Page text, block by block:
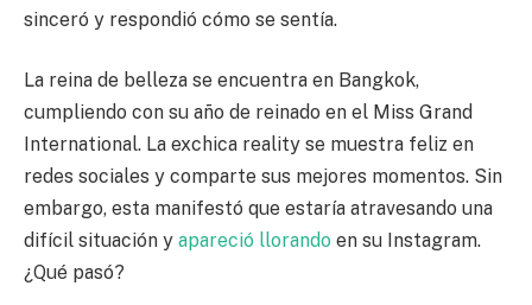
sinceró y respondió cómo se sentía.
La reina de belleza se encuentra en Bangkok,
cumpliendo con su año de reinado en el Miss Grand
International. La exchica reality se muestra feliz en
redes sociales y comparte sus mejores momentos. Sin
embargo, esta manifestó que estaría atravesando una
difícil situación y apareció llorando en su Instagram.
¿Qué pasó?